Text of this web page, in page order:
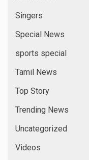
Singers
Special News
sports special
Tamil News
Top Story
Trending News
Uncategorized
Videos